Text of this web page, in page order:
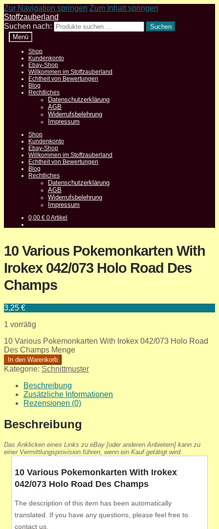
Zur Navigation springen Zum Inhalt springen
Stoffzauberland
Suchen nach:
Suchen
Menü
Shop
Kundenkonto
Ebay-Shop
Willkommen im Stoffzauberland
Echtheit von Bewertungen
Blog
Rechtliches
Datenschutzerklärung
AGB
Widerrufsbelehrung
Impressum
Shop
Kundenkonto
Ebay-Shop
Willkommen im Stoffzauberland
Echtheit von Bewertungen
Blog
Rechtliches
Datenschutzerklärung
AGB
Widerrufsbelehrung
Impressum
0,00€ 0 Artikel
10 Various Pokemonkarten With
Irokex 042/073 Holo Road Des
Champs
3,25 €
1 vorrätig
10 Various Pokemonkarten With Irokex 042/073 Holo Road
Des Champs Menge
In den Warenkorb
Kategorie: Schnittmuster
Beschreibung
Zusätzliche Informationen
Rezensionen (0)
Beschreibung
Das Anklicken eines Links zu eBay [oder anderen Anbietern] kann zu
einer Vermittlungsprovision führen, wenn ein Kauf getätigt wird.
10 Various Pokemonkarten With Irokex
042/073 Holo Road Des Champs
The description of this item has been automatically
translated. If you have any questions, please feel free to
contact us.